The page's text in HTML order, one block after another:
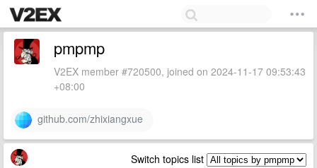
pmpmp
V2EX member #720500, joined on 2024-11-17 09:53:43
+08:00
github.com/zhixiangxue
Switch topics list